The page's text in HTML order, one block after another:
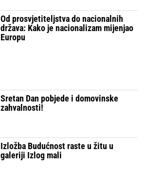
Od prosvjetiteljstva do nacionalnih
država: Kako je nacionalizam mijenjao
Europu
Sretan Dan pobjede i domovinske
zahvalnosti!
Izložba Budućnost raste u žitu u
galeriji Izlog mali